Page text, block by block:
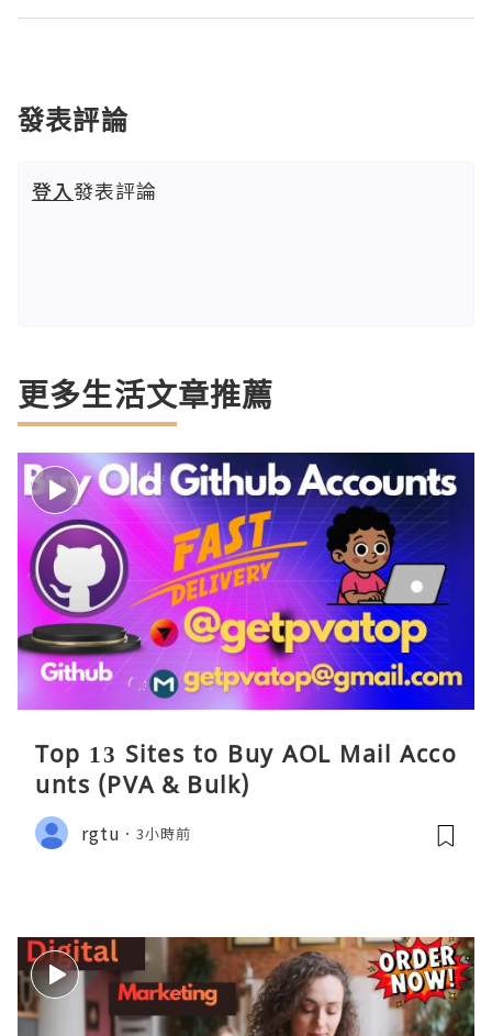
發表評論
登入發表評論
更多生活文章推薦
Top 13 Sites to Buy AOL Mail Acco
unts (PVA & Bulk)
rgtu 3小時前